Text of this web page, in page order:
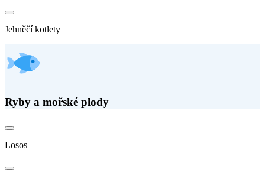
Jehněčí kotlety
Ryby a mořské plody
Losos